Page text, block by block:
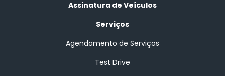
Assinatura de Veículos
Serviços
Agendamento de Serviços
Test Drive